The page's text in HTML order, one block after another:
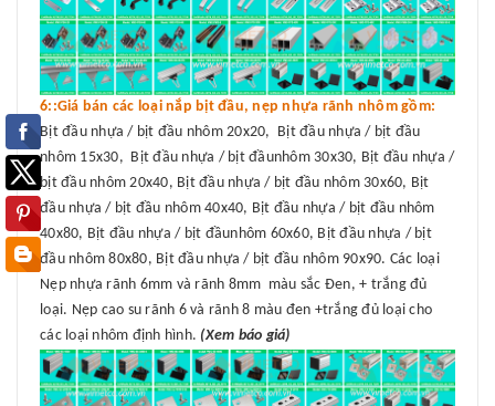
6::Giá bán các loại nắp bịt đầu, nẹp nhựa rãnh nhôm gồm:
Bịt đầu nhựa / bịt đầu nhôm 20x20, Bịt đầu nhựa / bịt đầu
nhôm 15x30, Bịt đầu nhựa / bịt đầunhôm 30x30, Bịt đầu nhựa /
bịt đầu nhôm 20x40, Bịt đầu nhựa / bịt đầu nhôm 30x60, Bịt
đầu nhựa / bịt đầu nhôm 40x40, Bịt đầu nhựa / bịt đầu nhôm
40x80, Bịt đầu nhựa / bịt đầunhôm 60x60, Bịt đầu nhựa / bịt
đầu nhôm 80x80, Bịt đầu nhựa / bịt đầu nhôm 90x90. Các loại
Nẹp nhựa rãnh 6mm và rãnh 8mm màu sắc Đen, + trắng đủ
loại. Nẹp cao su rãnh 6 và rãnh 8 màu đen +trắng đủ loại cho
các loại nhôm định hình. (Xem báo giá)